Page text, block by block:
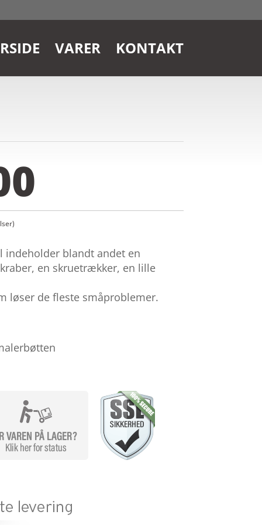
VARER KONTAKT
indeholder blandt andet en
en skruetrækker, en lille
løser de fleste småproblemer.